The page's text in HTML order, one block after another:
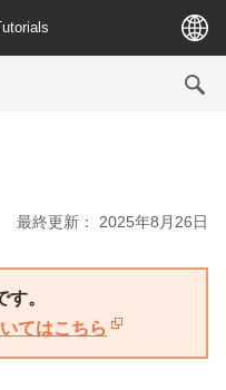
最終更新： 2025年8月26日
。
てはこちら